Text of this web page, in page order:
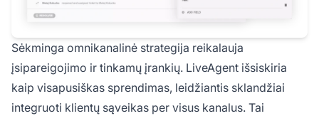
Sėkminga omnikanalinė strategija reikalauja
įsipareigojimo ir tinkamų įrankių. LiveAgent išsiskiria
kaip visapusiškas sprendimas, leidžiantis sklandžiai
integruoti klientų sąveikas per visus kanalus. Tai